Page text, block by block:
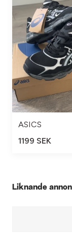
ASICS
1199 SEK
Liknande